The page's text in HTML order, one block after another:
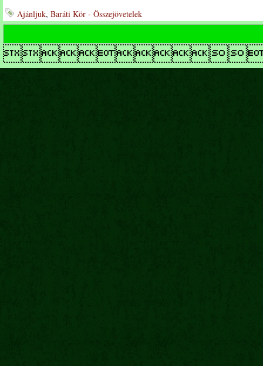
Ajánljuk, Baráti Kör - Összejövetelek